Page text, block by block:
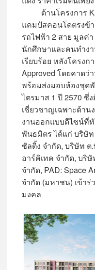
ด้านโครงการ
แคมปัสคอนโดตรงข้
รถไฟฟ้า 2 สาย มูลค่
นักศึกษาและคนทำงา
เรียบร้อย หลังโครง
Approved โดยคาดว่
พร้อมส่งมอบห้องชุด
ไตรมาส 1 ปี 2570
เชี่ยวชาญเฉพาะด้า
งานออกแบบดีไซน์ที่
พันธมิตร ได้แก่ บริษั
ซัลติ้ง จำกัด, บริษัท
อาร์คิเทค จำกัด, บริ
จำกัด, PAD: Space
จำกัด (มหาชน) เข้า
มงคล